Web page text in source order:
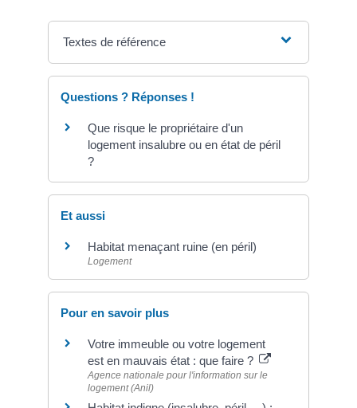
Textes de référence
Questions ? Réponses !
Que risque le propriétaire d'un
logement insalubre ou en état de péril
?
Et aussi
Habitat menaçant ruine (en péril)
Logement
Pour en savoir plus
Votre immeuble ou votre logement
est en mauvais état : que faire ?
Agence nationale pour l'information sur le
logement (Anil)